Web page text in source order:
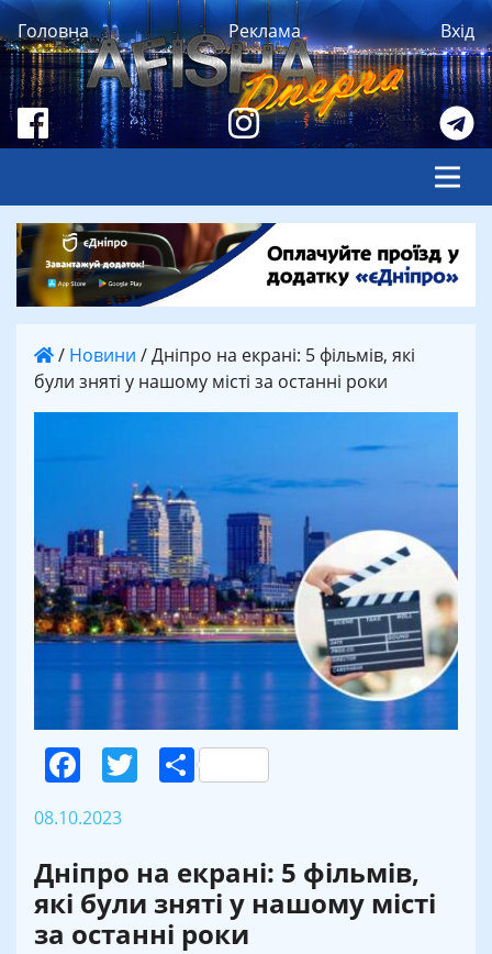
Головна Реклама Вхід
/ Новини /Дніпро на екрані: 5 фільмів, які
були зняті у нашому місті за останні роки
Facebook
Twitter
Поділитися
08.10.2023
Дніпро на екрані: 5 фільмів,
які були зняті у нашому місті
за останні роки